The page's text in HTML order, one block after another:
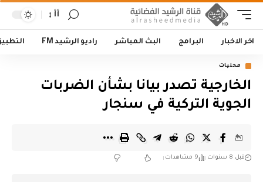
أأ
اخر الاخبار البرامج البث المباشر راديو الرشيد FM
محليات
الخارجية تصدر بيانا بشأن الضربات
الجوية التركية في سنجار
قبل 8 سنوات 9 مشاهدات